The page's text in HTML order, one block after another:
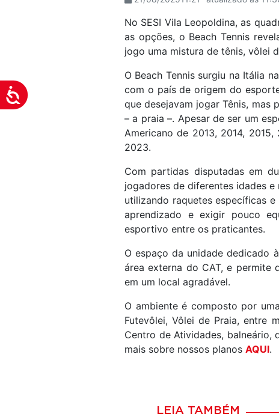
de
tela;
Pressione
Acessibilidade
No SESI Vila Leopoldina, as
as opções, o Beach Tennis
jogo uma mistura de tênis, vôlei
O Beach Tennis surgiu na Itália
com o país de origem do
que desejavam jogar Tênis, mas
– a praia –. Apesar de ser um
Americano de 2013, 2014,
2023.
Com partidas disputadas em
jogadores de diferentes idades
utilizando raquetes específicas
aprendizado e exigir pouco
esportivo entre os praticantes.
O espaço da unidade dedicado
área externa do CAT, e permite
em um local agradável.
O ambiente é composto por
Futevôlei, Vôlei de Praia, entre
Centro de Atividades, balneário,
mais sobre nossos planos AQUI.
LEIA TAMBÉM